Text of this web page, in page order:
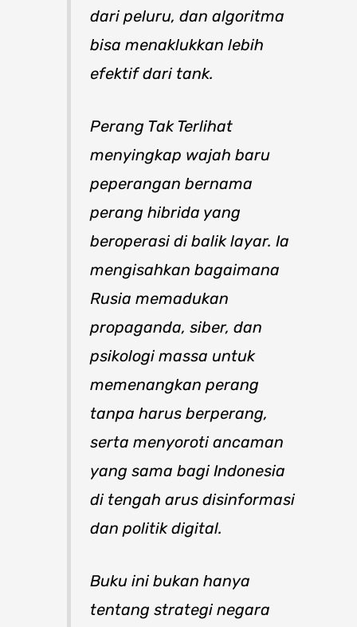
dari peluru, dan algoritma
bisa menaklukkan lebih
efektif dari tank.
Perang Tak Terlihat
menyingkap wajah baru
peperangan bernama
perang hibrida yang
beroperasi di balik layar. Ia
mengisahkan bagaimana
Rusia memadukan
propaganda, siber, dan
psikologi massa untuk
memenangkan perang
tanpa harus berperang,
serta menyoroti ancaman
yang sama bagi Indonesia
di tengah arus disinformasi
dan politik digital.
Buku ini bukan hanya
tentang strategi negara